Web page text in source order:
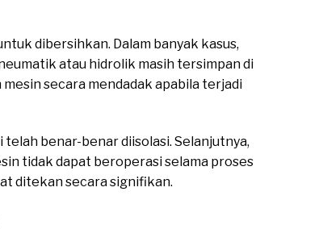
dibersihkan. Dalam banyak kasus,
atau hidrolik masih tersimpan di
secara mendadak apabila terjadi
benar-benar diisolasi. Selanjutnya,
tidak dapat beroperasi selama proses
ditekan secara signifikan.